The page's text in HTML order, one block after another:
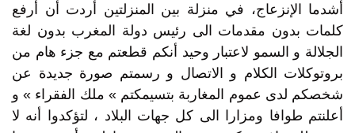
أشدما الإنزعاج، في منزلة بين المنزلتين أردت أن أرفع
كلمات بدون مقدمات الى رئيس دولة المغرب بدون لغة
الجلالة و السمو لاعتبار وحيد أنكم قطعتم مع جزء هام من
بروتوكلات الكلام و الاتصال و رسمتم صورة جديدة عن
شخصكم لدى عموم المغاربة بتسيمكتم » ملك الفقراء » و
أعلنتم طوافا ومزارا الى كل جهات البلاد ، لتؤكدوا أنه لا